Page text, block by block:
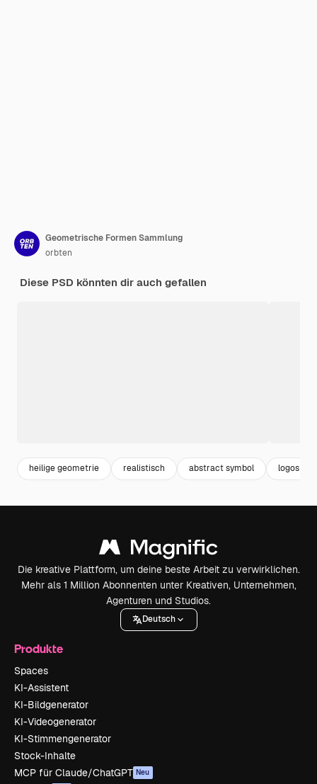
Geometrische Formen Sammlung
orbten
Diese PSD könnten dir auch gefallen
heilige geometrie realistisch abstract symbol logos
Die kreative Plattform, um deine beste Arbeit zu verwirklichen.
Mehr als 1 Million Abonnenten unter Kreativen, Unternehmen,
Agenturen und Studios.
Deutsch
Produkte
Spaces
KI-Assistent
KI-Bildgenerator
KI-Videogenerator
KI-Stimmengenerator
Stock-Inhalte
MCP für Claude/ChatGPT Neu